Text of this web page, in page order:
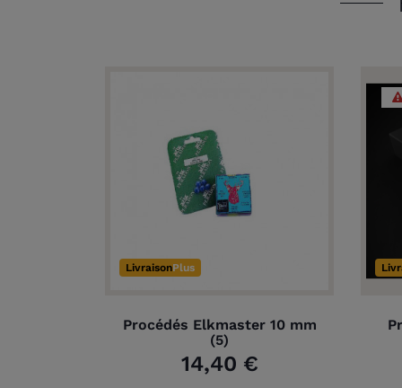
LivraisonPlus
Procédés Elkmaster 10 mm
(5)
14,40 €